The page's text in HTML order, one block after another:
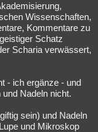
Wissenschaften,
Kommentare zu
Schatz
Scharia verwässert,
- ich ergänze - und
Nadeln nicht.
sein) und Nadeln
und Mikroskop